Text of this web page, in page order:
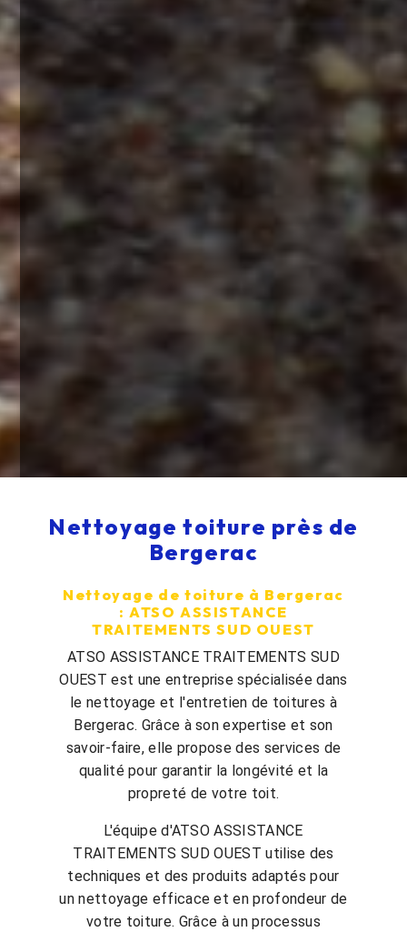
Nettoyage toiture près de
Bergerac
Nettoyage de toiture à Bergerac
: ATSO ASSISTANCE
TRAITEMENTS SUD OUEST
ATSO ASSISTANCE TRAITEMENTS SUD
OUEST est une entreprise spécialisée dans
le nettoyage et l'entretien de toitures à
Bergerac. Grâce à son expertise et son
savoir-faire, elle propose des services de
qualité pour garantir la longévité et la
propreté de votre toit.
L'équipe d'ATSO ASSISTANCE
TRAITEMENTS SUD OUEST utilise des
techniques et des produits adaptés pour
un nettoyage efficace et en profondeur de
votre toiture. Grâce à un processus